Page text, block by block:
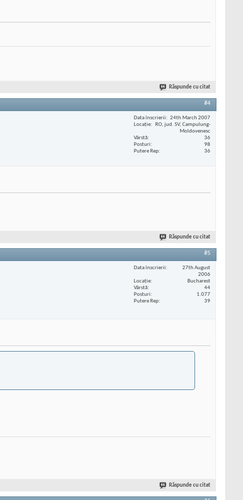
Răspunde cu citat
#4
Data înscrierii
24th March 2007
Locaţie
RO, jud. SV, Campulung-
Moldovenesc
Vârstă
36
Posturi
98
Putere Rep
36
Răspunde cu citat
#5
Data înscrierii
27th August
2006
Locaţie
Bucharest
Vârstă
44
Posturi
1.077
Putere Rep
39
Răspunde cu citat